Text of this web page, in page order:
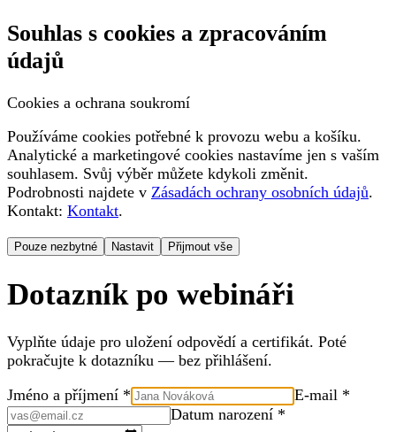
Souhlas s cookies a zpracováním
údajů
Cookies a ochrana soukromí
Používáme cookies potřebné k provozu webu a košíku.
Analytické a marketingové cookies nastavíme jen s vaším
souhlasem. Svůj výběr můžete kdykoli změnit.
Podrobnosti najdete v Zásadách ochrany osobních údajů.
Kontakt: Kontakt.
Pouze nezbytné Nastavit Přijmout vše
Dotazník po webináři
Vyplňte údaje pro uložení odpovědí a certifikát. Poté
pokračujte k dotazníku — bez přihlášení.
Jméno a příjmení *
E-mail *
Datum narození *